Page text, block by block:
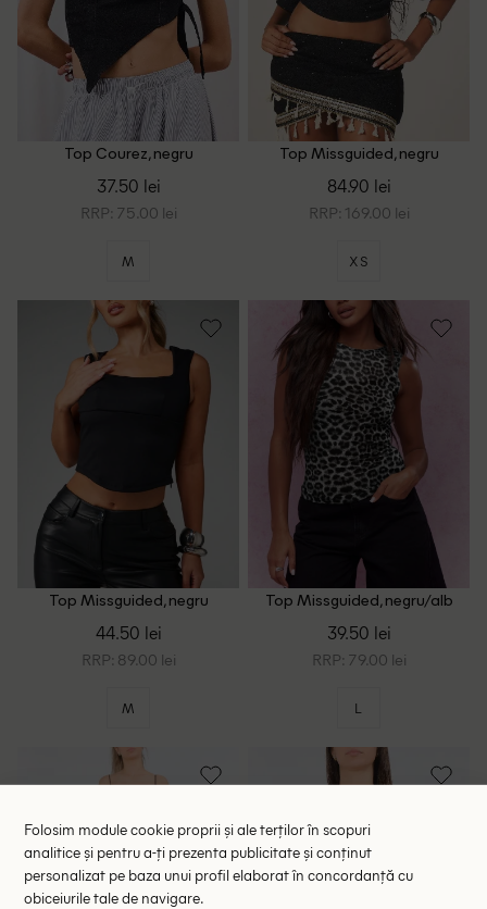
Top Courez, negru
37.50 lei
RRP: 75.00 lei
M
Top Missguided, negru
84.90 lei
RRP: 169.00 lei
XS
Top Missguided, negru
44.50 lei
RRP: 89.00 lei
M
Top Missguided, negru/alb
39.50 lei
RRP: 79.00 lei
L
Folosim module cookie proprii și ale terților în scopuri
analitice și pentru a-ți prezenta publicitate și conținut
personalizat pe baza unui profil elaborat în concordanță cu
obiceiurile tale de navigare.